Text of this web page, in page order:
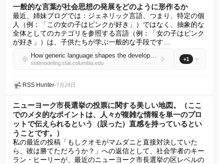
一般的な言葉が社会思想の発展をどのように形作るか
最近、姉妹ブログでは：ジェネリック言語、つまり、特定の個
人（例：「この女の子はピンクが好き」）ではなく、抽象的な
全体としてのカテゴリを参照する言語（例：「女の子はピンク
が好き」）は、子供たちが学ぶ一般的な手段です…
How generic language shapes the development of social thought
statmodeling.stat.columbia.edu
+1
RSS Hunter•7月24日
ニューヨーク市長選挙の投票に関する美しい地図。（ここ
でのメタ的なポイントは、人々が複雑な情報を単一のプロ
ットで伝えられるという（誤った）直感を持っているとい
うことです。）
私の最近の投稿「もしクオモがマムダニと直接対決していた
ら、彼は勝てただろうか？」への返信として、社会学者のキー
ラン・ヒーリーが、最近のニューヨーク市長選挙の区レベルの